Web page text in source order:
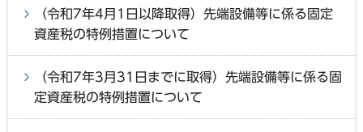
（令和7年4月1日以降取得）先端設備等に係る固定
資産税の特例措置について
（令和7年3月31日までに取得）先端設備等に係る固
定資産税の特例措置について